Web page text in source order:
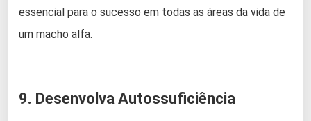
essencial para o sucesso em todas as áreas da vida de
um macho alfa.
9. Desenvolva Autossuficiência